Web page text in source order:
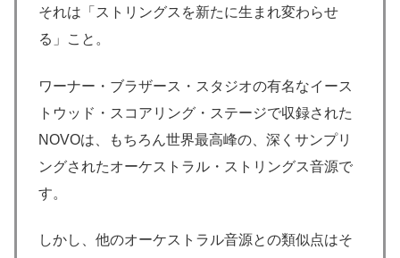
それは「ストリングスを新たに生まれ変わらせ
る」こと。
ワーナー・ブラザース・スタジオの有名なイース
トウッド・スコアリング・ステージで収録された
NOVOは、もちろん世界最高峰の、深くサンプリ
ングされたオーケストラル・ストリングス音源で
す。
しかし、他のオーケストラル音源との類似点はそ